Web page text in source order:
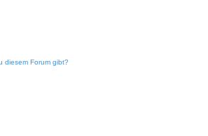
diesem Forum gibt?